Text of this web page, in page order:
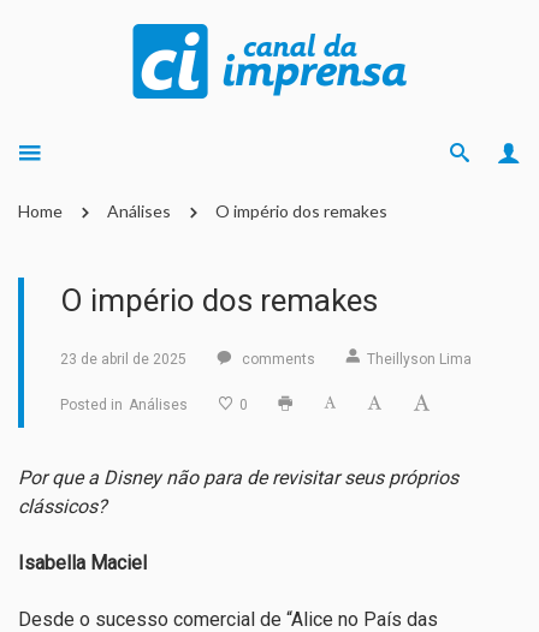
Home Análises O império dos remakes
O império dos remakes
23 de abril de 2025 comments Theillyson Lima
Posted in Análises 0
Por que a Disney não para de revisitar seus próprios
clássicos?
Isabella Maciel
Desde o sucesso comercial de “Alice no País das